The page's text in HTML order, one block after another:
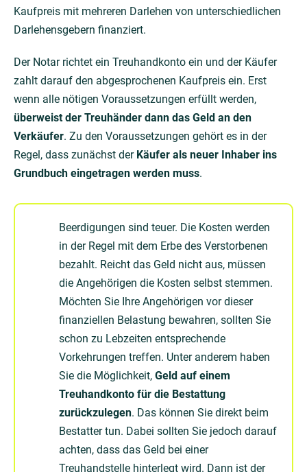
Kaufpreis mit mehreren Darlehen von unterschiedlichen
Darlehensgebern finanziert.
Der Notar richtet ein Treuhandkonto ein und der Käufer
zahlt darauf den abgesprochenen Kaufpreis ein. Erst
wenn alle nötigen Voraussetzungen erfüllt werden,
überweist der Treuhänder dann das Geld an den
Verkäufer. Zu den Voraussetzungen gehört es in der
Regel, dass zunächst der Käufer als neuer Inhaber ins
Grundbuch eingetragen werden muss.
Beerdigungen sind teuer. Die Kosten werden
in der Regel mit dem Erbe des Verstorbenen
bezahlt. Reicht das Geld nicht aus, müssen
die Angehörigen die Kosten selbst stemmen.
Möchten Sie Ihre Angehörigen vor dieser
finanziellen Belastung bewahren, sollten Sie
schon zu Lebzeiten entsprechende
Vorkehrungen treffen. Unter anderem haben
Sie die Möglichkeit, Geld auf einem
Treuhandkonto für die Bestattung
zurückzulegen. Das können Sie direkt beim
Bestatter tun. Dabei sollten Sie jedoch darauf
achten, dass das Geld bei einer
Treuhandstelle hinterlegt wird. Dann ist der